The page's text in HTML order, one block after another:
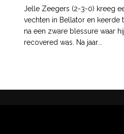
Jelle Zeegers (2-3-0) kreeg
vechten in Bellator en keerde
na een zware blessure waar
recovered was. Na jaar...